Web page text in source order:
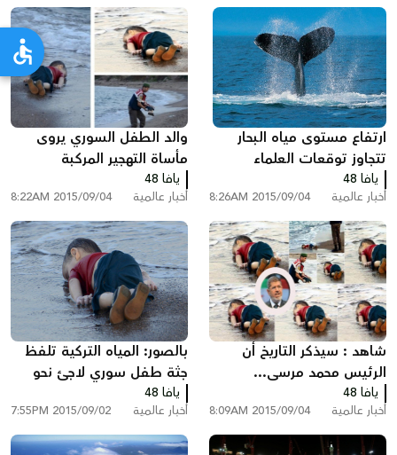
ارتفاع مستوى مياه البحار
تتجاوز توقعات العلماء
يافا 48
أخبار عالمية 2015/09/04 8:26AM
والد الطفل السوري يروى
مأساة التهجير المركبة
يافا 48
أخبار عالمية 2015/09/04 8:22AM
شاهد : سيذكر التاريخ أن
الرئيس محمد مرسى...
يافا 48
أخبار عالمية 2015/09/04 8:09AM
بالصور: المياه التركية تلفظ
جثة طفل سوري لاجئ نحو
شواطئها
يافا 48
أخبار عالمية 2015/09/02 7:55PM